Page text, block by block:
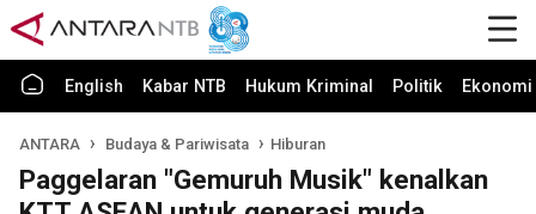
English Kabar NTB Hukum Kriminal Politik
ANTARA Budaya & Pariwisata Hiburan
Paggelaran "Gemuruh Musik" kenalkan